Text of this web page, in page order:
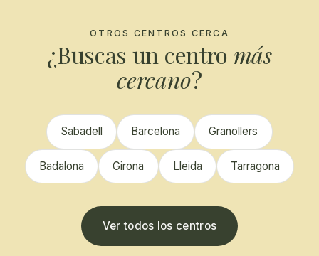
OTROS CENTROS CERCA
¿Buscas un centro más
cercano?
Sabadell Barcelona Granollers
Badalona Girona Lleida Tarragona
Ver todos los centros